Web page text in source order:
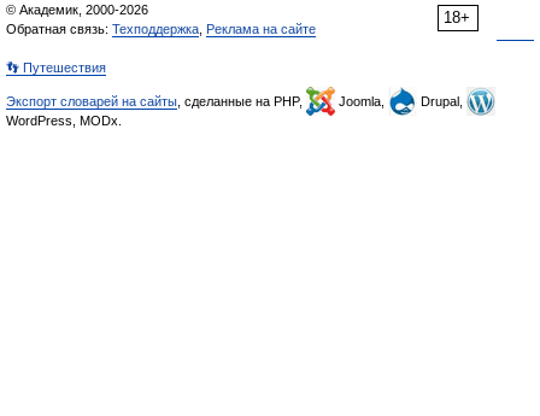
18+
© Академик, 2000-2026
Обратная связь: Техподдержка Реклама на сайте
👣 Путешествия
Экспорт словарей на сайты , сделанные на PHP, Joomla,
Drupal,
WordPress, MODx.